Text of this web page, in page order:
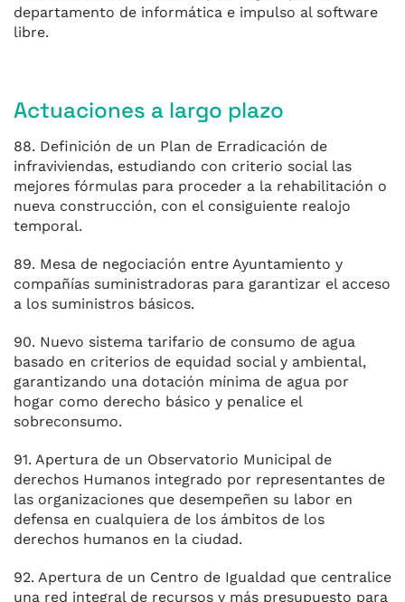
departamento de informática e impulso al software
libre.
Actuaciones a largo plazo
88. Definición de un Plan de Erradicación de
infraviviendas, estudiando con criterio social las
mejores fórmulas para proceder a la rehabilitación o
nueva construcción, con el consiguiente realojo
temporal.
89. Mesa de negociación entre Ayuntamiento y
compañías suministradoras para garantizar el acceso
a los suministros básicos.
90. Nuevo sistema tarifario de consumo de agua
basado en criterios de equidad social y ambiental,
garantizando una dotación mínima de agua por
hogar como derecho básico y penalice el
sobreconsumo.
91. Apertura de un Observatorio Municipal de
derechos Humanos integrado por representantes de
las organizaciones que desempeñen su labor en
defensa en cualquiera de los ámbitos de los
derechos humanos en la ciudad.
92. Apertura de un Centro de Igualdad que centralice
una red integral de recursos y más presupuesto para